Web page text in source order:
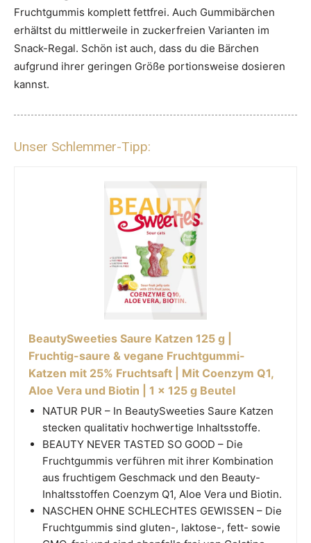
Fruchtgummis komplett fettfrei. Auch Gummibärchen
erhältst du mittlerweile in zuckerfreien Varianten im
Snack-Regal. Schön ist auch, dass du die Bärchen
aufgrund ihrer geringen Größe portionsweise dosieren
kannst.
Unser Schlemmer-Tipp:
BeautySweeties Saure Katzen 125 g |
Fruchtig-saure & vegane Fruchtgummi-
Katzen mit 25% Fruchtsaft | Mit Coenzym Q1,
Aloe Vera und Biotin | 1 x 125 g Beutel
NATUR PUR – In BeautySweeties Saure Katzen
stecken qualitativ hochwertige Inhaltsstoffe.
BEAUTY NEVER TASTED SO GOOD – Die
Fruchtgummis verführen mit ihrer Kombination
aus fruchtigem Geschmack und den Beauty-
Inhaltsstoffen Coenzym Q1, Aloe Vera und Biotin.
NASCHEN OHNE SCHLECHTES GEWISSEN – Die
Fruchtgummis sind gluten-, laktose-, fett- sowie